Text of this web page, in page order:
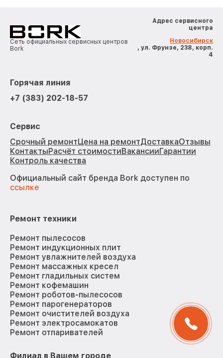
Сеть официальных сервисных центров
Bork
Адрес сервисного
центра
Новосибирск
, ул. Фрунзе, 238, корп.
4
Горячая линия
+7 (383) 202-18-57
Сервис
Срочный ремонтЦена на ремонтДоставкаОтзывы
КонтактыРасчёт стоимостиВакансииГарантии
Контроль качества
Официальный сайт бренда Bork доступен по
ссылке
Ремонт техники
Ремонт пылесосов
Ремонт индукционных плит
Ремонт увлажнителей воздуха
Ремонт массажных кресел
Ремонт гладильных систем
Ремонт кофемашин
Ремонт роботов-пылесосов
Ремонт парогенераторов
Ремонт очистителей воздуха
Ремонт электросамокатов
Ремонт отпаривателей
Филиал в Вашем городе